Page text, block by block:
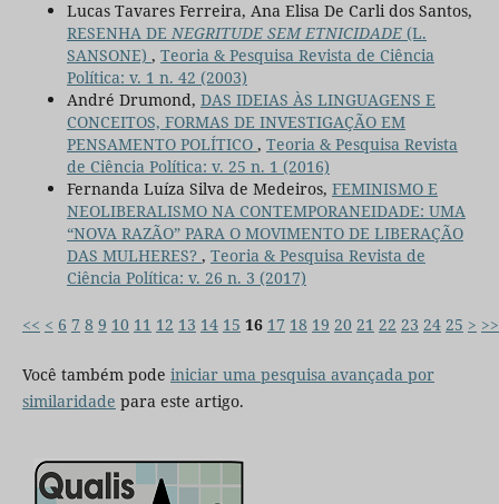
Lucas Tavares Ferreira, Ana Elisa De Carli dos Santos,
RESENHA DE NEGRITUDE SEM ETNICIDADE(L.
SANSONE) , Teoria & Pesquisa Revista de Ciência
Política: v. 1 n. 42 (2003)
André Drumond, DAS IDEIAS ÀS LINGUAGENS E
CONCEITOS, FORMAS DE INVESTIGAÇÃO EM
PENSAMENTO POLÍTICO , Teoria & Pesquisa Revista
de Ciência Política: v. 25 n. 1 (2016)
Fernanda Luíza Silva de Medeiros, FEMINISMO E
NEOLIBERALISMO NA CONTEMPORANEIDADE: UMA
“NOVA RAZÃO” PARA O MOVIMENTO DE LIBERAÇÃO
DAS MULHERES? , Teoria & Pesquisa Revista de
Ciência Política: v. 26 n. 3 (2017)
<< < 6 7 8 9 10 11 12 13 14 15 16 17 18 19 20 21 22 23 24 25 > >>
Você também pode iniciar uma pesquisa avançada por
similaridade para este artigo.